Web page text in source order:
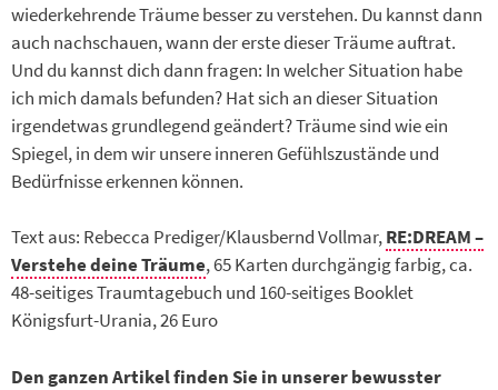
wiederkehrende Träume besser zu verstehen. Du kannst dann
auch nachschauen, wann der erste dieser Träume auftrat.
Und du kannst dich dann fragen: In welcher Situation habe
ich mich damals befunden? Hat sich an dieser Situation
irgendetwas grundlegend geändert? Träume sind wie ein
Spiegel, in dem wir unsere inneren Gefühlszustände und
Bedürfnisse erkennen können.
Text aus: Rebecca Prediger/Klausbernd Vollmar,RE:DREAM –
Verstehe deine Träume, 65 Karten durchgängig farbig, ca.
48-seitiges Traumtagebuch und 160-seitiges Booklet
Königsfurt-Urania, 26 Euro
Den ganzen Artikel finden Sie in unserer bewusster